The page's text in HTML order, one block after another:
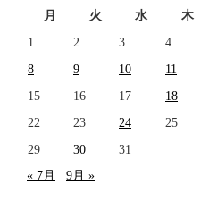
月
火 水 木
1
2 3 4
8
9 10 11
15
16 17 18
22
23 24 25
29
30
31
« 7月
9月 »